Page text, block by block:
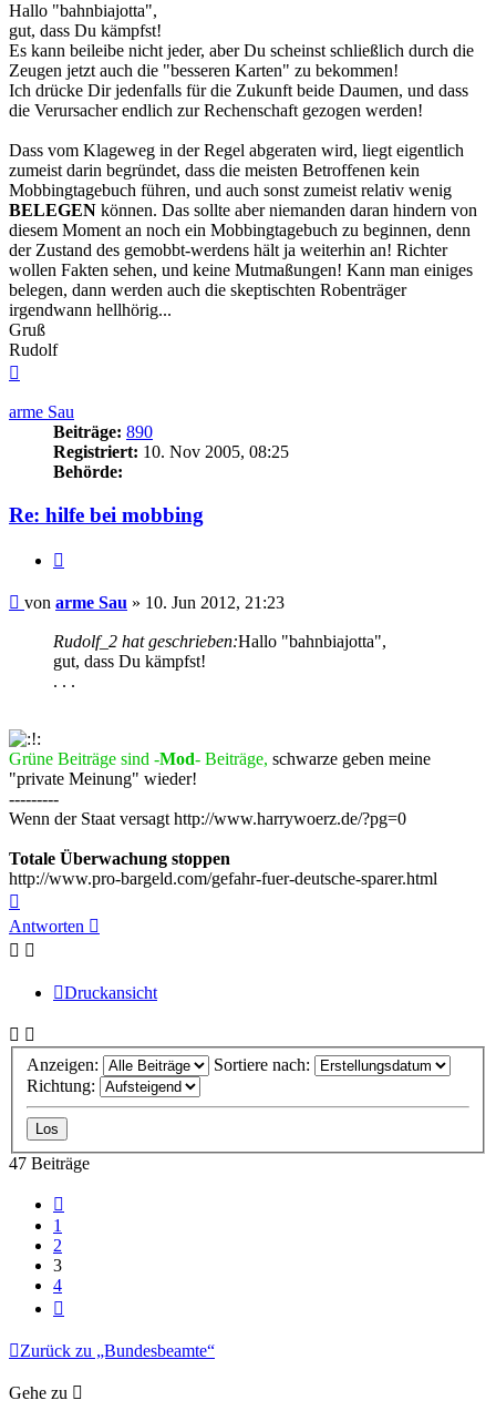
Hallo "bahnbiajotta",
gut, dass Du kämpfst!
Es kann beileibe nicht jeder, aber Du scheinst schließlich durch die
Zeugen jetzt auch die "besseren Karten" zu bekommen!
Ich drücke Dir jedenfalls für die Zukunft beide Daumen, und dass
die Verursacher endlich zur Rechenschaft gezogen werden!
Dass vom Klageweg in der Regel abgeraten wird, liegt eigentlich
zumeist darin begründet, dass die meisten Betroffenen kein
Mobbingtagebuch führen, und auch sonst zumeist relativ wenig
BELEGEN können. Das sollte aber niemanden daran hindern von
diesem Moment an noch ein Mobbingtagebuch zu beginnen, denn
der Zustand des gemobbt-werdens hält ja weiterhin an! Richter
wollen Fakten sehen, und keine Mutmaßungen! Kann man einiges
belegen, dann werden auch die skeptischten Robenträger
irgendwann hellhörig...
Gruß
Rudolf
arme Sau
Beiträge: 890
Registriert: 10. Nov 2005, 08:25
Behörde:
Re: hilfe bei mobbing
Beitrag
von arme Sau » 10. Jun 2012, 21:23
Rudolf_2 hat geschrieben:Hallo "bahnbiajotta",
gut, dass Du kämpfst!
. . .
Grüne Beiträge sind -Mod- Beiträge, schwarze geben meine
"private Meinung" wieder!
---------
Wenn der Staat versagt http://www.harrywoerz.de/?pg=0
Totale Überwachung stoppen
http://www.pro-bargeld.com/gefahr-fuer-deutsche-sparer.html
oben
Antworten
Druckansicht
Anzeigen:
Sortiere nach:
Richtung:
47 Beiträge
1
2
3
4
Zurück zu „Bundesbeamte“
Gehe zu